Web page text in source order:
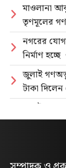
মাওলানা
তৃণমূলের
নগরের
নির্মাণ
জুলাই
টাকা
জুলাই